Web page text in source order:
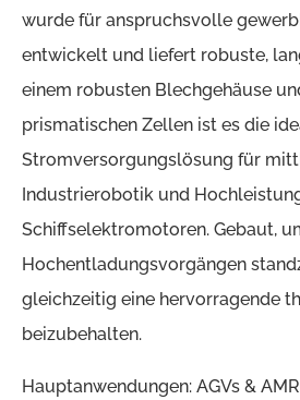
wurde für anspruchsvolle
entwickelt und liefert robuste,
einem robusten Blechgehäuse
prismatischen Zellen ist es die
Stromversorgungslösung für
Industrierobotik und
Schiffselektromotoren. Gebaut,
Hochentladungsvorgängen
gleichzeitig eine hervorragende
beizubehalten.
Hauptanwendungen: AGVs &